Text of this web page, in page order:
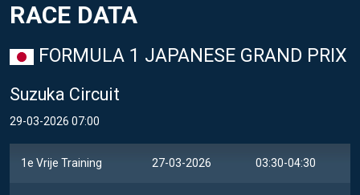
RACE DATA
FORMULA 1 JAPANESE GRAND PRIX
Suzuka Circuit
29-03-2026 07:00
1e Vrije Training 27-03-2026 03:30-04:30